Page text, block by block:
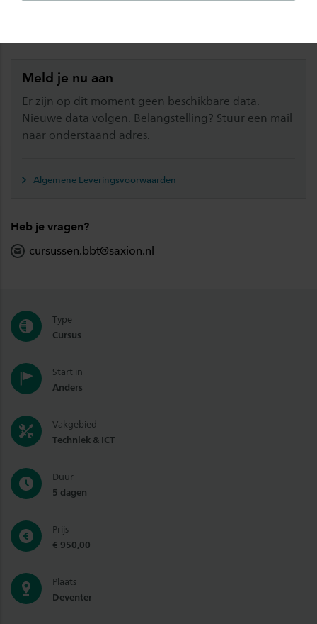
Meld je nu aan
Er zijn op dit moment geen beschikbare data.
Nieuwe data volgen. Belangstelling? Stuur een mail
naar onderstaand adres.
Algemene Leveringsvoorwaarden
Heb je vragen?
cursussen.bbt@saxion.nl
Type
Cursus
Start in
Anders
Vakgebied
Techniek & ICT
Duur
5 dagen
Prijs
€ 950,00
Plaats
Deventer